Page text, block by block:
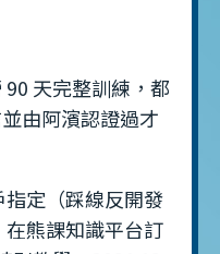
天完整訓練，都
由阿濱認證過才
定（踩線反開發
熊課知識平台訂